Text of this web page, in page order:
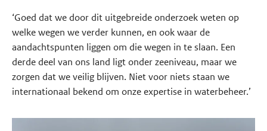
‘Goed dat we door dit uitgebreide onderzoek weten op
welke wegen we verder kunnen, en ook waar de
aandachtspunten liggen om die wegen in te slaan. Een
derde deel van ons land ligt onder zeeniveau, maar we
zorgen dat we veilig blijven. Niet voor niets staan we
internationaal bekend om onze expertise in waterbeheer.’